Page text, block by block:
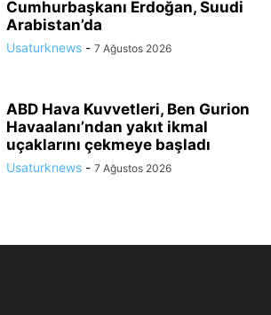
Cumhurbaşkanı Erdoğan, Suudi
Arabistan’da
Usaturknews - 7 Ağustos 2026
ABD Hava Kuvvetleri, Ben Gurion
Havaalanı’ndan yakıt ikmal
uçaklarını çekmeye başladı
Usaturknews - 7 Ağustos 2026